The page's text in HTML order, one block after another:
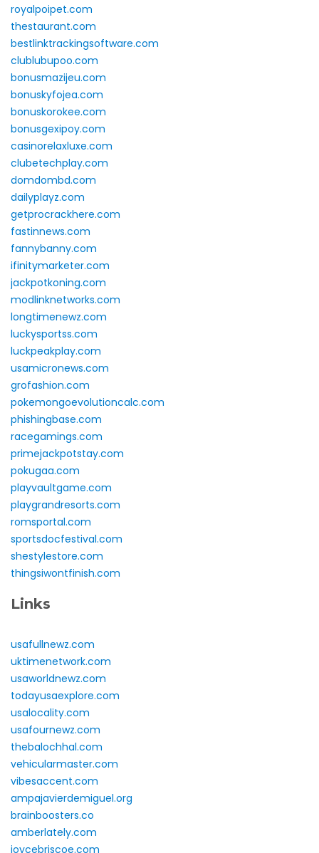
royalpoipet.com
thestaurant.com
bestlinktrackingsoftware.com
clublubupoo.com
bonusmazijeu.com
bonuskyfojea.com
bonuskorokee.com
bonusgexipoy.com
casinorelaxluxe.com
clubetechplay.com
domdombd.com
dailyplayz.com
getprocrackhere.com
fastinnews.com
fannybanny.com
ifinitymarketer.com
jackpotkoning.com
modlinknetworks.com
longtimenewz.com
luckysportss.com
luckpeakplay.com
usamicronews.com
grofashion.com
pokemongoevolutioncalc.com
phishingbase.com
racegamings.com
primejackpotstay.com
pokugaa.com
playvaultgame.com
playgrandresorts.com
romsportal.com
sportsdocfestival.com
shestylestore.com
thingsiwontfinish.com
Links
usafullnewz.com
uktimenetwork.com
usaworldnewz.com
todayusaexplore.com
usalocality.com
usafournewz.com
thebalochhal.com
vehicularmaster.com
vibesaccent.com
ampajavierdemiguel.org
brainboosters.co
amberlately.com
joycebriscoe.com